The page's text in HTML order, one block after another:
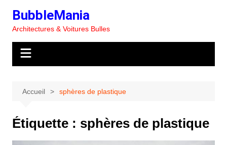
contenu
BubbleMania
Architectures & Voitures Bulles
Accueil sphères de plastique
Étiquette : sphères de plastique